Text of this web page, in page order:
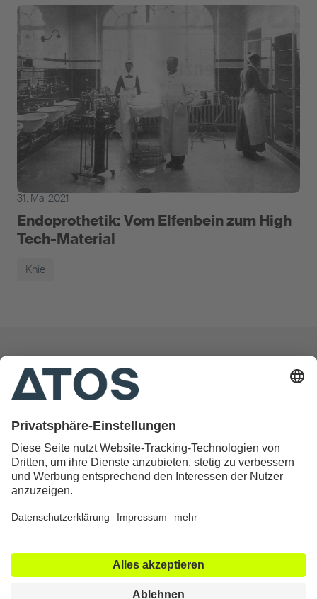
31. Mai 2021
Endoprothetik: Vom Elfenbein zum High
Tech-Material
Knie
Das Patientenmagazin der ATOS Kliniken
Datenschutz
Impressum